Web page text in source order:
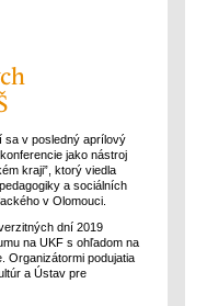
sa v posledný aprílový
jako nástroj
kraji”, ktorý viedla
a sociálních
v Olomouci.
dní 2019
na UKF s ohľadom na
Organizátormi podujatia
a Ústav pre